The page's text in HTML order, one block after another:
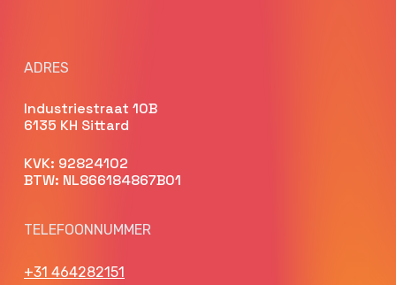
ADRES
Industriestraat 10B
6135 KH Sittard
KVK: 92824102
BTW: NL866184867B01
TELEFOONNUMMER
+31 464282151